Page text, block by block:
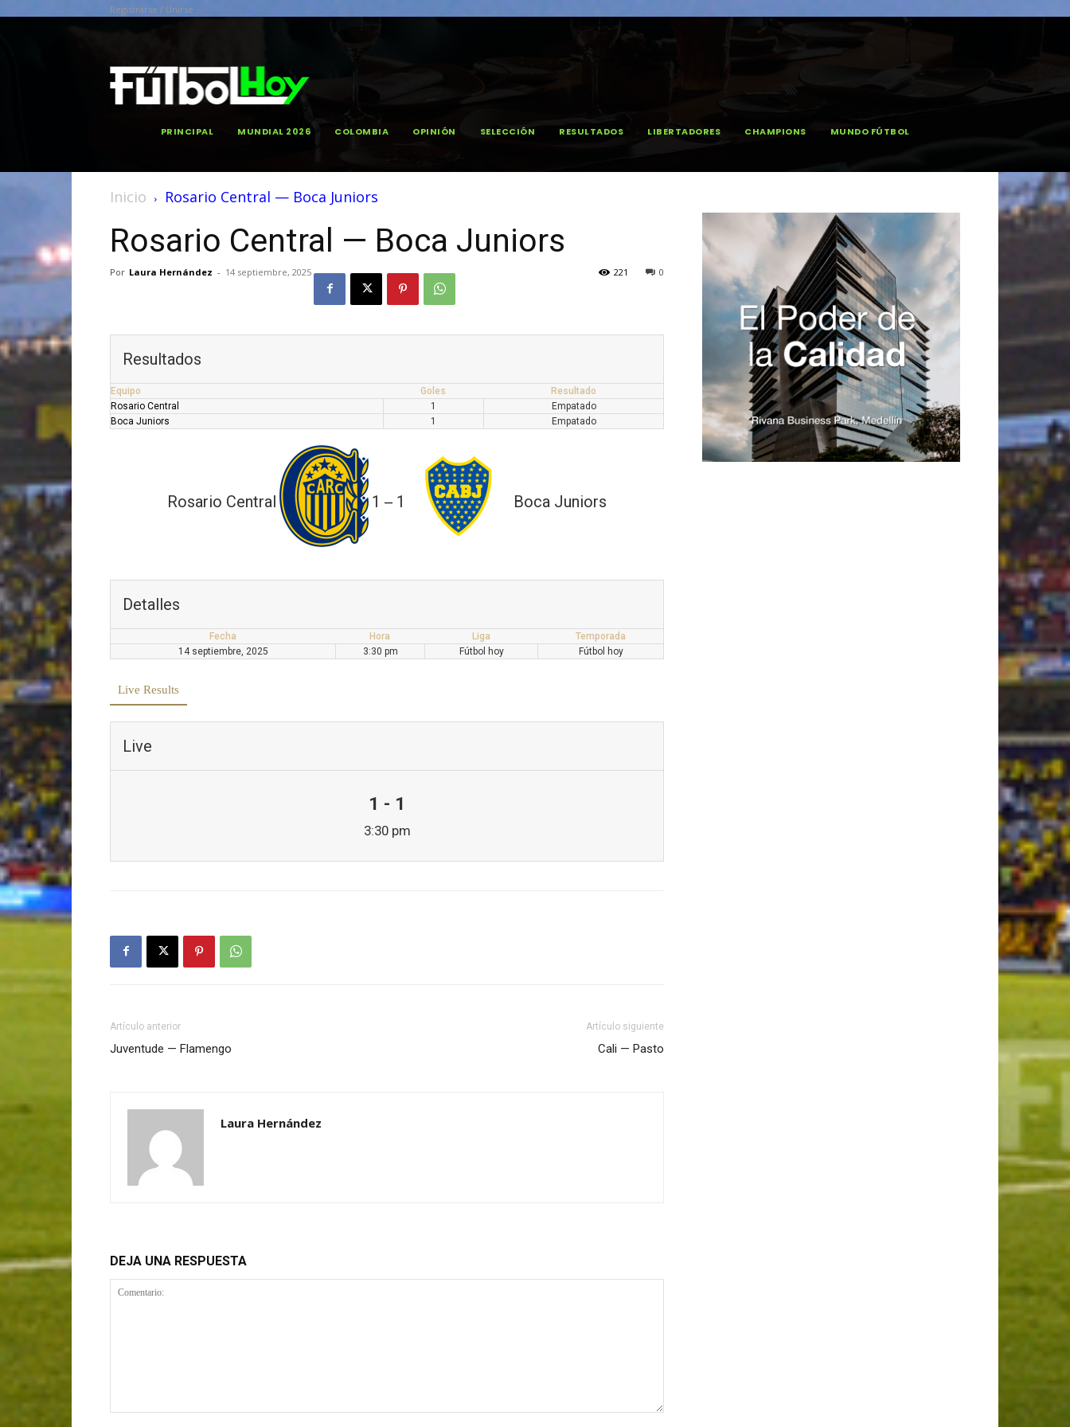
Registrarse / Unirse
PRINCIPAL MUNDIAL 2026 COLOMBIA OPINIÓN SELECCIÓN RESULTADOS LIBERTADORES CHAMPIONS MUNDO FÚTBOL
Inicio Rosario Central — Boca Juniors
Rosario Central — Boca Juniors
Por Laura Hernández - 14 septiembre, 2025 0
221
Resultados
Equipo Goles
Resultado
Rosario Central
1
Empatado
Boca Juniors
1 Empatado
Rosario Central 1 — 1 Boca Juniors
Detalles
Fecha Hora Liga
Temporada
14 septiembre, 2025
3:30 pm Fútbol hoy Fútbol hoy
Live Results
Live
1 - 1
3:30 pm
Artículo anterior
Juventude — Flamengo
Artículo siguiente
Cali — Pasto
Laura Hernández
DEJA UNA RESPUESTA